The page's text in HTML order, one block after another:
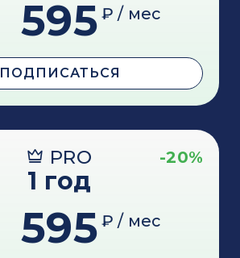
595 ₽ / мес
ПОДПИСАТЬСЯ
PRO -20%
1 год
595 ₽ / мес